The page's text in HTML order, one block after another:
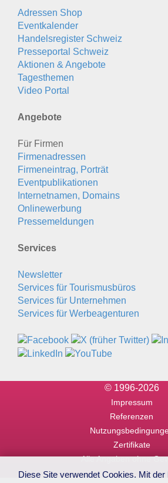
Adressen Shop
Eventkalender
Handelsregister Schweiz
Presseportal Schweiz
Aktionen & Angebote
Tagesthemen
Video Portal
Angebote
Für Firmen
Firmenadressen
Firmeneintrag, Porträt
Eventpublikationen
Internetnamen, Domains
Onlinewerbung
Pressemeldungen
Services
Newsletter
Services für Tourismusbüros
Services für Unternehmen
Services für Werbeagenturen
© 1996-2026
Impressum
Referenzen
Zertifikate
Alle Angaben ohne
Diese Site verwendet Cookies. Mit